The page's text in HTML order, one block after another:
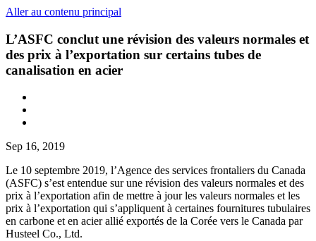
Aller au contenu principal
L’ASFC conclut une révision des valeurs normales et
des prix à l’exportation sur certains tubes de
canalisation en acier
Sep 16, 2019
Le 10 septembre 2019, l’Agence des services frontaliers du Canada
(ASFC) s’est entendue sur une révision des valeurs normales et des
prix à l’exportation afin de mettre à jour les valeurs normales et les
prix à l’exportation qui s’appliquent à certaines fournitures tubulaires
en carbone et en acier allié exportés de la Corée vers le Canada par
Husteel Co., Ltd.